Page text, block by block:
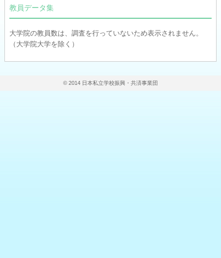
教員データ集
大学院の教員数は、調査を行っていないため表示されません。
（大学院大学を除く）
© 2014 日本私立学校振興・共済事業団